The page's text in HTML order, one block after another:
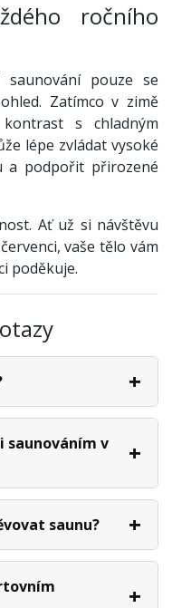
ročního
pouze se
Zatímco v zimě
s chladným
lépe zvládat vysoké
a podpořit přirozené
Ať už si návštěvu
vaše tělo vám
poděkuje.
saunováním v
saunu?